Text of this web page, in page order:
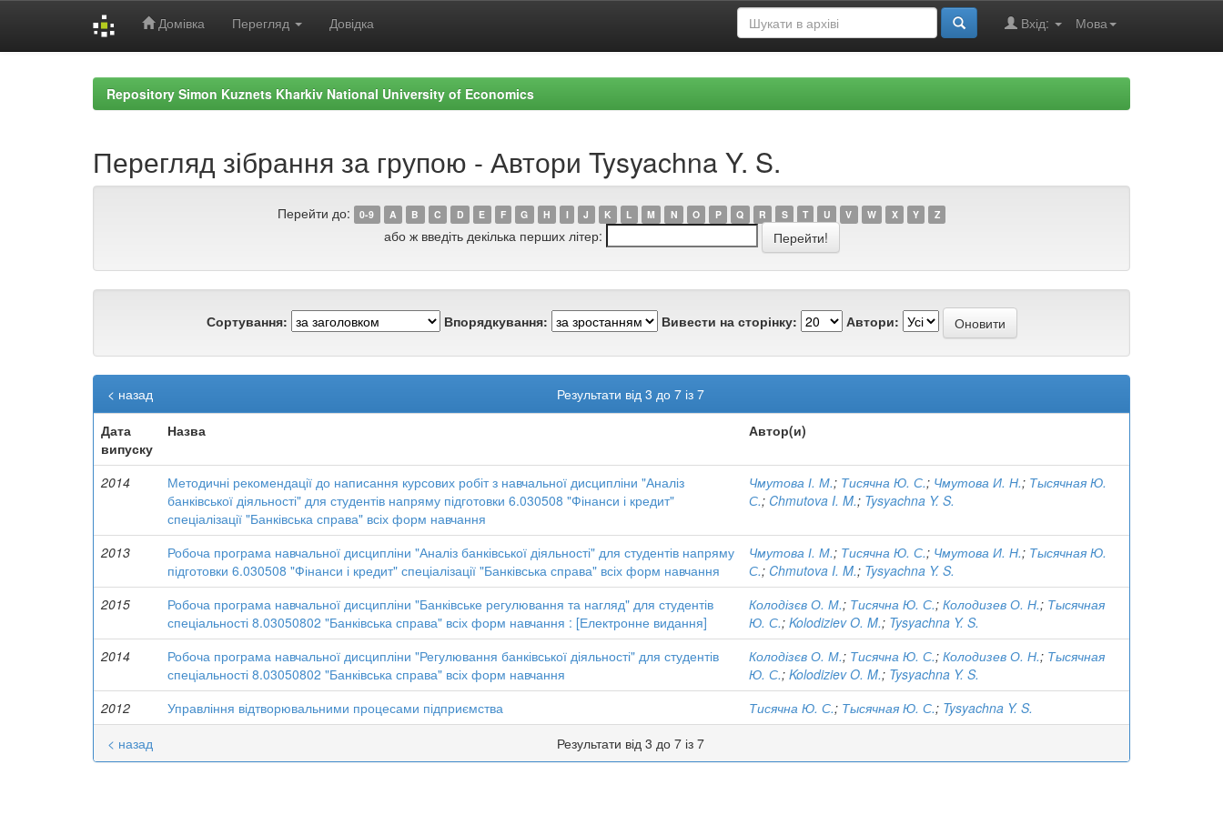
Домівка Перегляд Довідка Мова
Вхід:
Repository Simon Kuznets Kharkiv National University of Economics
Перегляд зібрання за групою - Автори Tysyachna Y. S.
Перейти до: 0-9 A B C D E F G H I J K L M N O P Q R S T U V W X Y Z
або ж введіть декілька перших літер:
Сортування: Впорядкування: Вивести на сторінку: Автори:
Результати від 3 до 7 із 7
< назад
Дата
випуску
Назва Автор(и)
2014
Методичні рекомендації до написання курсових робіт з навчальної дисципліни "Аналіз
банківської діяльності" для студентів напряму підготовки 6.030508 "Фінанси і кредит"
спеціалізації "Банківська справа" всіх форм навчання
Чмутова І. М.; Тисячна Ю. С.; Чмутова И. Н.; Тысячная Ю.
С.; Chmutova I. M.; Tysyachna Y. S.
2013
Робоча програма навчальної дисципліни "Аналіз банківської діяльності" для студентів напряму
підготовки 6.030508 "Фінанси і кредит" спеціалізації "Банківська справа" всіх форм навчання
Чмутова І. М.; Тисячна Ю. С.; Чмутова И. Н.; Тысячная Ю.
С.; Chmutova I. M.; Tysyachna Y. S.
2015
Робоча програма навчальної дисципліни "Банківське регулювання та нагляд" для студентів
спеціальності 8.03050802 "Банківська справа" всіх форм навчання : [Електронне видання]
Колодізєв О. М.; Тисячна Ю. С.; Колодизев О. Н.; Тысячная
Ю. С.; Kolodiziev O. M.; Tysyachna Y. S.
2014
Робоча програма навчальної дисципліни "Регулювання банківської діяльності" для студентів
спеціальності 8.03050802 "Банківська справа" всіх форм навчання
Колодізєв О. М.; Тисячна Ю. С.; Колодизев О. Н.; Тысячная
Ю. С.; Kolodiziev O. M.; Tysyachna Y. S.
2012
Управління відтворювальними процесами підприємства Тисячна Ю. С.; Тысячная Ю. С.; Tysyachna Y. S.
Результати від 3 до 7 із 7
< назад